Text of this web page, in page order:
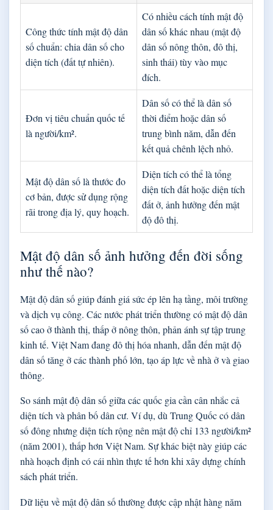
Công thức tính mật độ dân
số chuẩn: chia dân số cho
diện tích (đất tự nhiên).
Có nhiều cách tính mật độ
dân số khác nhau (mật độ
dân số nông thôn, đô thị,
sinh thái) tùy vào mục
đích.
Đơn vị tiêu chuẩn quốc tế
là người/km².
Dân số có thể là dân số
thời điểm hoặc dân số
trung bình năm, dẫn đến
kết quả chênh lệch nhỏ.
Mật độ dân số là thước đo
cơ bản, được sử dụng rộng
rãi trong địa lý, quy hoạch.
Diện tích có thể là tổng
diện tích đất hoặc diện tích
đất ở, ảnh hưởng đến mật
độ đô thị.
Mật độ dân số ảnh hưởng đến đời sống
như thế nào?
Mật độ dân số giúp đánh giá sức ép lên hạ tầng, môi trường
và dịch vụ công. Các nước phát triển thường có mật độ dân
số cao ở thành thị, thấp ở nông thôn, phản ánh sự tập trung
kinh tế. Việt Nam đang đô thị hóa nhanh, dẫn đến mật độ
dân số tăng ở các thành phố lớn, tạo áp lực về nhà ở và giao
thông.
So sánh mật độ dân số giữa các quốc gia cần cân nhắc cả
diện tích và phân bố dân cư. Ví dụ, dù Trung Quốc có dân
số đông nhưng diện tích rộng nên mật độ chỉ 133 người/km²
(năm 2001), thấp hơn Việt Nam. Sự khác biệt này giúp các
nhà hoạch định có cái nhìn thực tế hơn khi xây dựng chính
sách phát triển.
Dữ liệu về mật độ dân số thường được cập nhật hàng năm